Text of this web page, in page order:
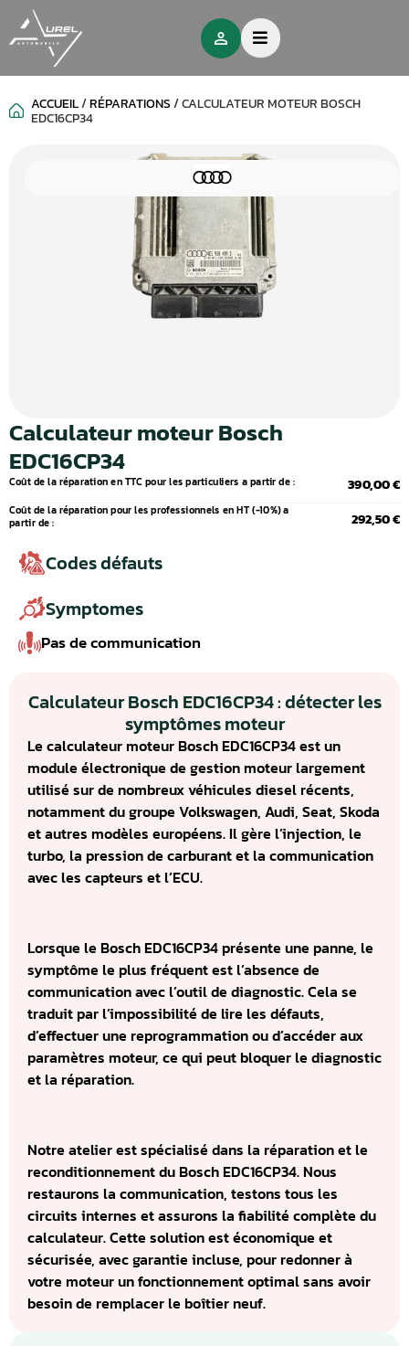
ACCUEIL/RÉPARATIONS/CALCULATEUR MOTEUR BOSCH
EDC16CP34
Calculateur moteur Bosch
EDC16CP34
Coût de la réparation en TTC pour les particuliers a partir de : 390,00 €
Coût de la réparation pour les professionnels en HT (-10%) a
partir de :
292,50 €
Codes défauts
Symptomes
Pas de communication
Calculateur Bosch EDC16CP34 : détecter les
symptômes moteur
Le calculateur moteur Bosch EDC16CP34 est un
module électronique de gestion moteur largement
utilisé sur de nombreux véhicules diesel récents,
notamment du groupe Volkswagen, Audi, Seat, Skoda
et autres modèles européens. Il gère l’injection, le
turbo, la pression de carburant et la communication
avec les capteurs et l’ECU.
Lorsque le Bosch EDC16CP34 présente une panne, le
symptôme le plus fréquent est l’absence de
communication avec l’outil de diagnostic. Cela se
traduit par l’impossibilité de lire les défauts,
d’effectuer une reprogrammation ou d’accéder aux
paramètres moteur, ce qui peut bloquer le diagnostic
et la réparation.
Notre atelier est spécialisé dans la réparation et le
reconditionnement du Bosch EDC16CP34. Nous
restaurons la communication, testons tous les
circuits internes et assurons la fiabilité complète du
calculateur. Cette solution est économique et
sécurisée, avec garantie incluse, pour redonner à
votre moteur un fonctionnement optimal sans avoir
besoin de remplacer le boîtier neuf.